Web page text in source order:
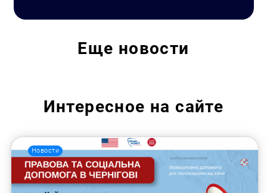
Еще новости
Интересное на сайте
Новости